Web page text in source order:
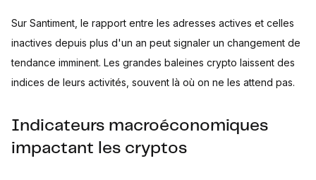
Sur Santiment, le rapport entre les adresses actives et celles
inactives depuis plus d'un an peut signaler un changement de
tendance imminent. Les grandes baleines crypto laissent des
indices de leurs activités, souvent là où on ne les attend pas.
Indicateurs macroéconomiques
impactant les cryptos